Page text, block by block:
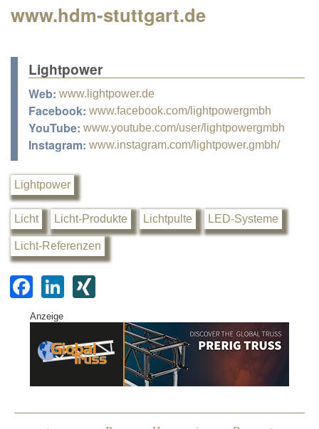
www.hdm-stuttgart.de
Lightpower
Web: www.lightpower.de
Facebook: www.facebook.com/lightpowergmbh
YouTube: www.youtube.com/user/lightpowergmbh
Instagram: www.instagram.com/lightpower.gmbh/
Lightpower
Licht Licht-Produkte Lichtpulte LED-Systeme
Licht-Referenzen
F
a
c
e
o
Li
k
e
G
Anzeige